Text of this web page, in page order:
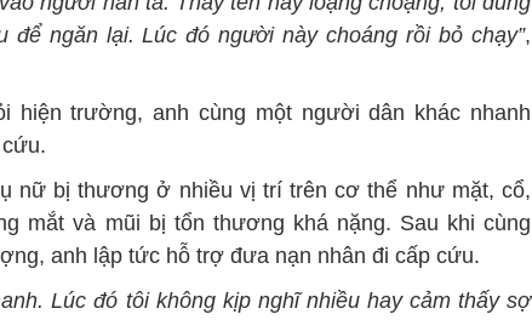
để ngăn lại. Lúc đó người này choáng rồi bỏ chạy”,
hiện trường, anh cùng một người dân khác nhanh
nữ bị thương ở nhiều vị trí trên cơ thể như mặt, cổ,
mắt và mũi bị tổn thương khá nặng. Sau khi cùng
anh lập tức hỗ trợ đưa nạn nhân đi cấp cứu.
Lúc đó tôi không kịp nghĩ nhiều hay cảm thấy sợ